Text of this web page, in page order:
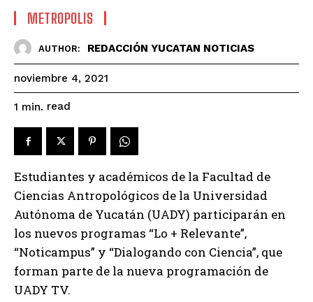
METROPOLIS
AUTHOR: REDACCIÓN YUCATAN NOTICIAS
noviembre 4, 2021
1 min. read
Estudiantes y académicos de la Facultad de
Ciencias Antropológicos de la Universidad
Autónoma de Yucatán (UADY) participarán en
los nuevos programas “Lo + Relevante”,
“Noticampus” y “Dialogando con Ciencia”, que
forman parte de la nueva programación de
UADY TV.